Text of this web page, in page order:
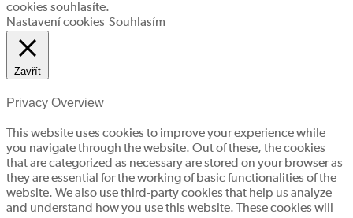
cookies souhlasíte.
Nastavení cookies Souhlasím
Zavřít
Privacy Overview
This website uses cookies to improve your experience while
you navigate through the website. Out of these, the cookies
that are categorized as necessary are stored on your browser as
they are essential for the working of basic functionalities of the
website. We also use third-party cookies that help us analyze
and understand how you use this website. These cookies will